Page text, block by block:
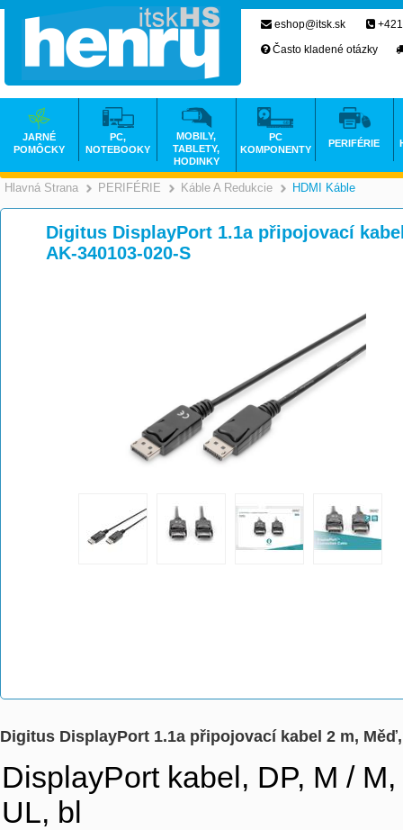
Hlavná Strana >
PERIFÉRIE >
Káble A Redukcie >
HDMI Káble
Digitus DisplayPort 1.1a připojovací
AK-340103-020-S
Digitus DisplayPort 1.1a připojovací kabel 2 m,
DisplayPort kabel, DP, M /
UL, bl
eshop@itsk.sk
Často kladené otázky
JARNÉ
POMÔCKY
PC,
NOTEBOOKY
MOBILY,
TABLETY,
HODINKY
PC
KOMPONENTY
PERIFÉRIE